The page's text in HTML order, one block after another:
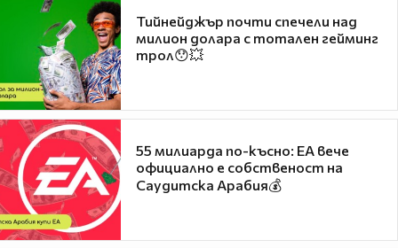
Тийнейджър почти спечели над
милион долара с тотален гейминг
трол😯💥
55 милиарда по-късно: EA вече
официално е собственост на
Саудитска Арабия💰